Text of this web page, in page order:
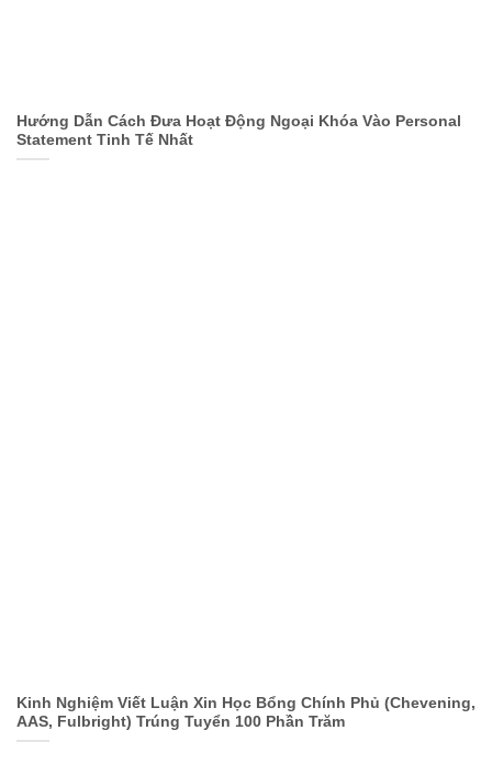
Hướng Dẫn Cách Đưa Hoạt Động Ngoại Khóa Vào Personal
Statement Tinh Tế Nhất
Kinh Nghiệm Viết Luận Xin Học Bổng Chính Phủ (Chevening,
AAS, Fulbright) Trúng Tuyển 100 Phần Trăm